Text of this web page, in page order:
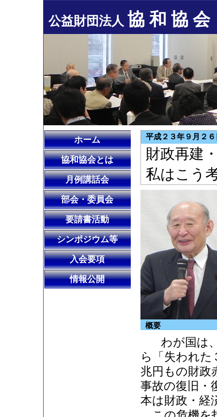
公益財団法人 協 和 協 会
ホーム
協和協会とは
月例講話会
部会・委員会
要請書活動
シンポジウム等
入会要項
情報公開
平成２３年９月２
財政再建
私はこう
概要
わが国は
ら「失われ
兆円もの財政
事故の復旧・
本は財政・経